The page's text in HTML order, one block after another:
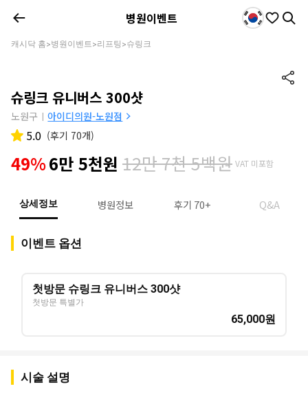
병원이벤트
캐시닥 홈>병원이벤트>리프팅 >슈링크
슈링크 유니버스 300샷
노원구 | 아이디의원-노원점
5.0 (후기 70개)
49%6만 5천원 12만 7천 5백원 VAT 미포함
상세정보 병원정보 후기 70+ Q&A
이벤트 옵션
첫방문 슈링크 유니버스 300샷
첫방문 특별가
65,000원
시술 설명